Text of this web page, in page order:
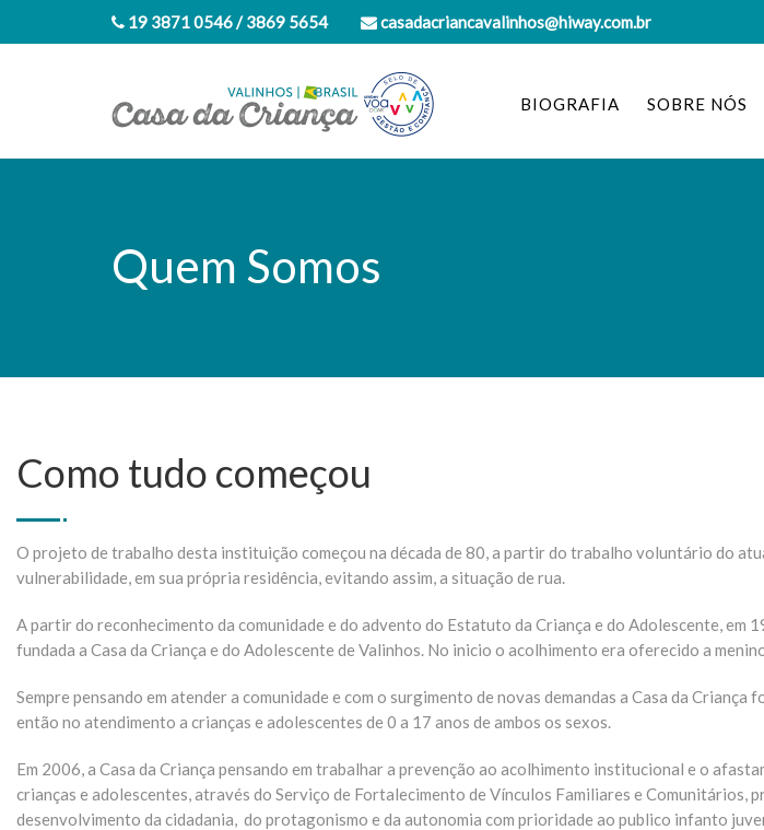
19 3871 0546 / 3869 5654 casadacriancavalinhos@hiway.com.br
BIOGRAFIA SOBRE NÓS
Quem Somos
Como tudo começou
O projeto de trabalho desta instituição começou na década de 80, a partir do trabalho voluntário do
vulnerabilidade, em sua própria residência, evitando assim, a situação de rua.
A partir do reconhecimento da comunidade e do advento do Estatuto da Criança e do Adolescente, em
fundada a Casa da Criança e do Adolescente de Valinhos. No inicio o acolhimento era oferecido a
Sempre pensando em atender a comunidade e com o surgimento de novas demandas a Casa da
então no atendimento a crianças e adolescentes de 0 a 17 anos de ambos os sexos.
Em 2006, a Casa da Criança pensando em trabalhar a prevenção ao acolhimento institucional e o
crianças e adolescentes, através do Serviço de Fortalecimento de Vínculos Familiares e
desenvolvimento da cidadania, do protagonismo e da autonomia com prioridade ao publico infanto